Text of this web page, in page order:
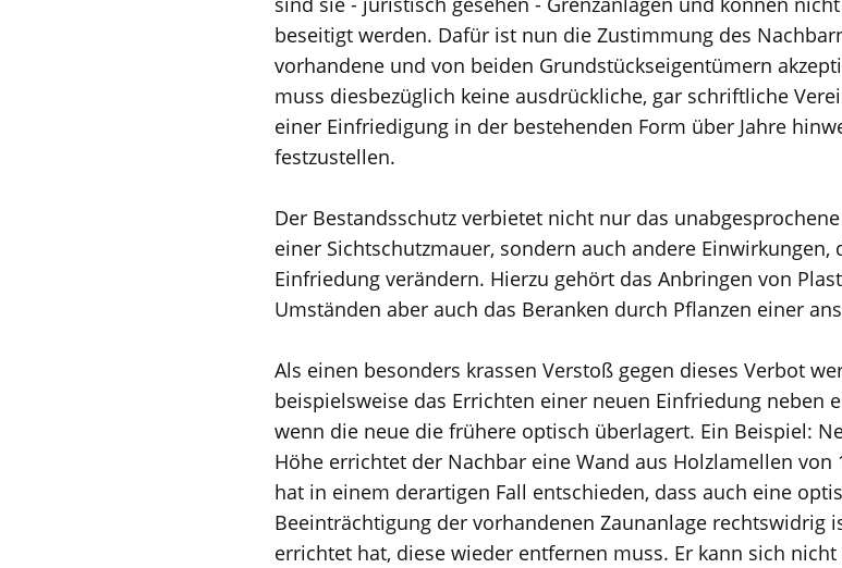
beseitigt werden. Dafür ist nun die Zustimmung des
vorhandene und von beiden Grundstückseigentümern
muss diesbezüglich keine ausdrückliche, gar schriftliche
einer Einfriedigung in der bestehenden Form über Jahre
festzustellen.
Der Bestandsschutz verbietet nicht nur das
einer Sichtschutzmauer, sondern auch andere
Einfriedung verändern. Hierzu gehört das Anbringen von
Umständen aber auch das Beranken durch Pflanzen einer
Als einen besonders krassen Verstoß gegen dieses Verbot
beispielsweise das Errichten einer neuen Einfriedung neben
wenn die neue die frühere optisch überlagert. Ein Beispiel:
Höhe errichtet der Nachbar eine Wand aus Holzlamellen
hat in einem derartigen Fall entschieden, dass auch eine
Beeinträchtigung der vorhandenen Zaunanlage rechtswidrig
errichtet hat, diese wieder entfernen muss. Er kann sich